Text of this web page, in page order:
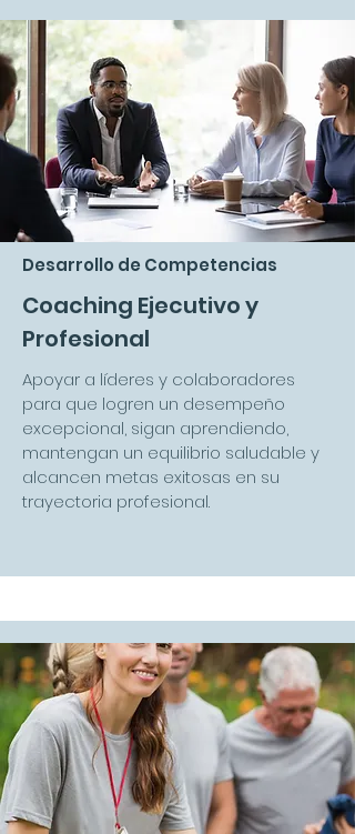
Desarrollo de Competencias
Coaching Ejecutivo y
Profesional
Apoyar a líderes y colaboradores
para que logren un desempeño
excepcional, sigan aprendiendo,
mantengan un equilibrio saludable y
alcancen metas exitosas en su
trayectoria profesional.